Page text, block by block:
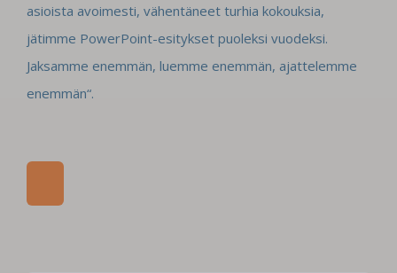
asioista avoimesti, vähentäneet turhia kokouksia,
jätimme PowerPoint-esitykset puoleksi vuodeksi.
Jaksamme enemmän, luemme enemmän, ajattelemme
enemmän“.